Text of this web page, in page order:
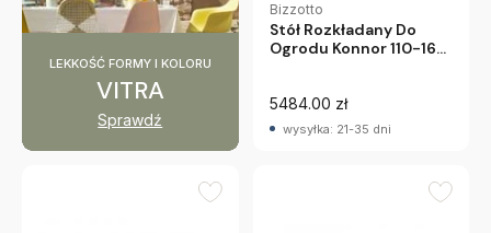
LEKKOŚĆ FORMY I KOLORU
VITRA
Sprawdź
Bizzotto
Stół Rozkładany Do
Ogrodu Konnor 110-160
5484.00 zł
wysyłka: 21-35 dni